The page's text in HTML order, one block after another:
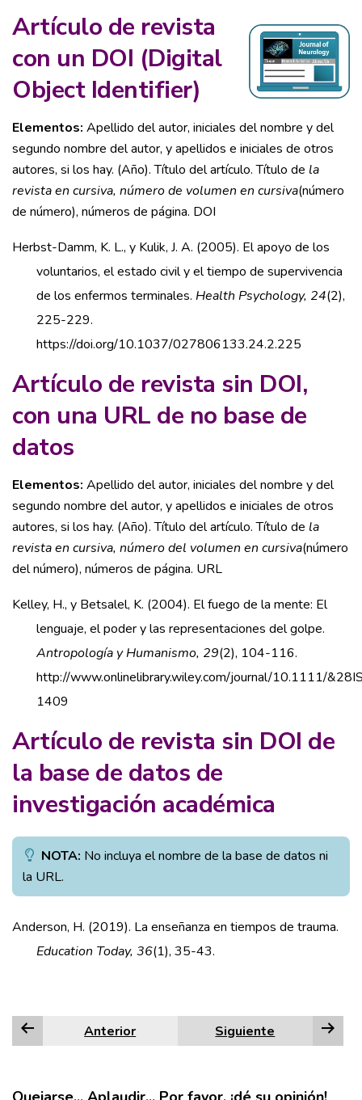
Artículo de revista
con un DOI (Digital
Object Identifier)
Elementos: Apellido del autor, iniciales del nombre y del
segundo nombre del autor, y apellidos e iniciales de otros
autores, si los hay. (Año). Título del artículo. Título de la
revista en cursiva, número de volumen en cursiva(número
de número), números de página. DOI
Herbst-Damm, K. L., y Kulik, J. A. (2005). El apoyo de los
voluntarios, el estado civil y el tiempo de supervivencia
de los enfermos terminales. Health Psychology, 24(2),
225-229.
https://doi.org/10.1037/027806133.24.2.225
Artículo de revista sin DOI,
con una URL de no base de
datos
Elementos: Apellido del autor, iniciales del nombre y del
segundo nombre del autor, y apellidos e iniciales de otros
autores, si los hay. (Año). Título del artículo. Título de la
revista en cursiva, número del volumen en cursiva(número
del número), números de página. URL
Kelley, H., y Betsalel, K. (2004). El fuego de la mente: El
lenguaje, el poder y las representaciones del golpe.
Antropología y Humanismo, 29(2), 104-116.
http://www.onlinelibrary.wiley.com/journal/10.1111/
1409
Artículo de revista sin DOI de
la base de datos de
investigación académica
NOTA: No incluya el nombre de la base de datos ni
la URL.
Anderson, H. (2019). La enseñanza en tiempos de trauma.
Education Today, 36(1), 35-43.
Anterior Siguiente